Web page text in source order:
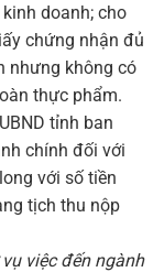
doanh; cho
chứng nhận đủ
nhưng không có
thực phẩm.
tỉnh ban
chính đối với
với số tiền
tịch thu nộp
việc đến ngành